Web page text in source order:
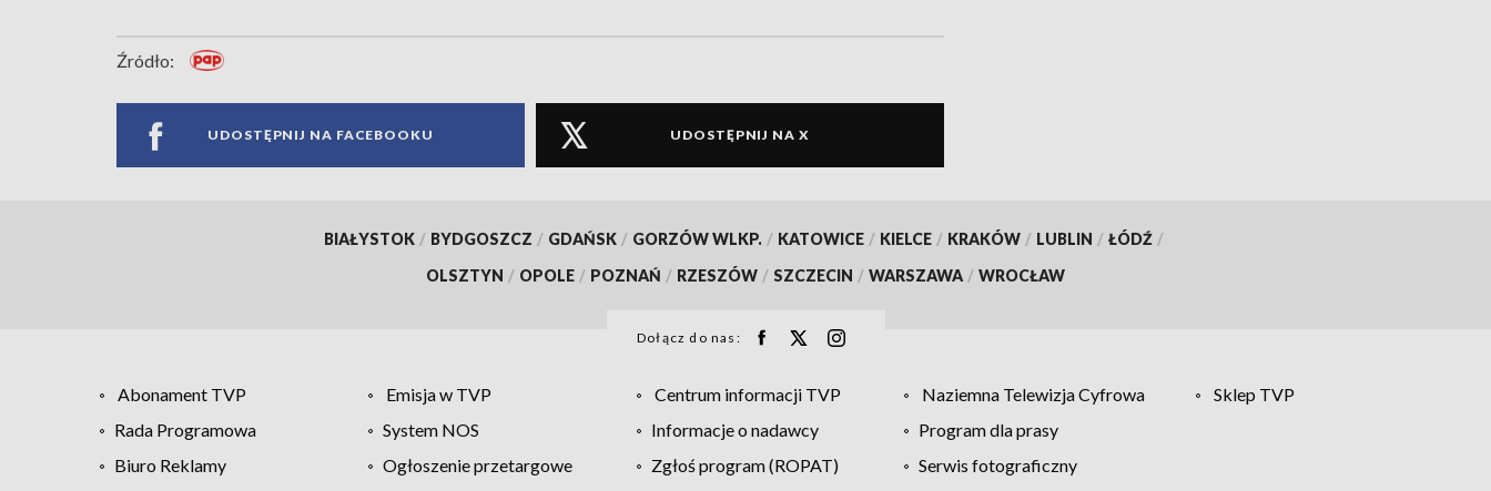
Źródło:
UDOSTĘPNIJ NA FACEBOOKU UDOSTĘPNIJ NA X
BIAŁYSTOK / BYDGOSZCZ / GDAŃSK / GORZÓW WLKP. / KATOWICE / KIELCE / KRAKÓW / LUBLIN / ŁÓDŹ /
OLSZTYN / OPOLE / POZNAŃ / RZESZÓW / SZCZECIN / WARSZAWA / WROCŁAW
Dołącz do nas:
Abonament TVP Emisja w TVP Centrum informacji TVP Naziemna Telewizja Cyfrowa
Sklep TVP
Rada Programowa
System NOS Informacje o nadawcy
Program dla prasy
Biuro Reklamy
Ogłoszenie przetargowe Zgłoś program (ROPAT)
Serwis fotograficzny